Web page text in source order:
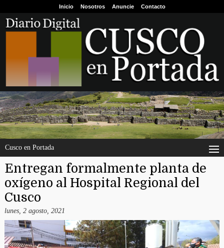
Inicio Nosotros Anuncie Contacto
Cusco en Portada
Entregan formalmente planta de
oxígeno al Hospital Regional del
Cusco
lunes, 2 agosto, 2021